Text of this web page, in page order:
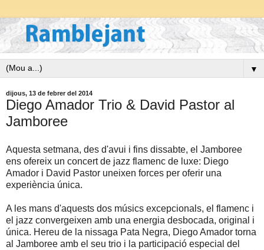
▼
dijous, 13 de febrer del 2014
Diego Amador Trio & David Pastor al
Jamboree
Aquesta setmana, des d'avui i fins dissabte, el Jamboree
ens ofereix un concert de jazz flamenc de luxe: Diego
Amador i David Pastor uneixen forces per oferir una
experiència única.
A les mans d'aquests dos músics excepcionals, el flamenc i
el jazz convergeixen amb una energia desbocada, original i
única. Hereu de la nissaga Pata Negra, Diego Amador torna
al Jamboree amb el seu trio i la participació especial del